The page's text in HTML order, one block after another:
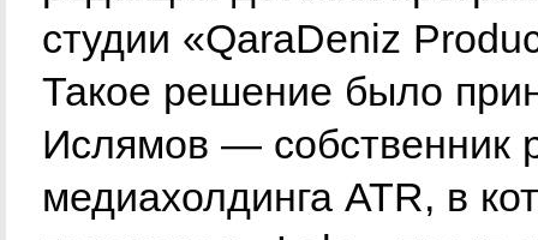
студии «QaraDeniz
Такое решение было
Ислямов — собственник
медиахолдинга ATR, в